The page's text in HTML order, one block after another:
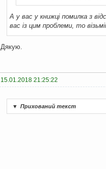
А у вас у книжці помилка з
вас із цим проблеми, то
Дякую.
15.01.2018 21:25:22
▼ Прихований текст